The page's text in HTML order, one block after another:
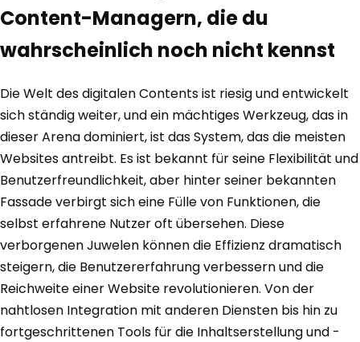
Content-Managern, die du
wahrscheinlich noch nicht kennst
Die Welt des digitalen Contents ist riesig und entwickelt
sich ständig weiter, und ein mächtiges Werkzeug, das in
dieser Arena dominiert, ist das System, das die meisten
Websites antreibt. Es ist bekannt für seine Flexibilität und
Benutzerfreundlichkeit, aber hinter seiner bekannten
Fassade verbirgt sich eine Fülle von Funktionen, die
selbst erfahrene Nutzer oft übersehen. Diese
verborgenen Juwelen können die Effizienz dramatisch
steigern, die Benutzererfahrung verbessern und die
Reichweite einer Website revolutionieren. Von der
nahtlosen Integration mit anderen Diensten bis hin zu
fortgeschrittenen Tools für die Inhaltserstellung und -